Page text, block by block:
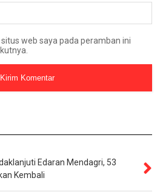
web saya pada peramban ini
Edaran Mendagri, 53
Kembali